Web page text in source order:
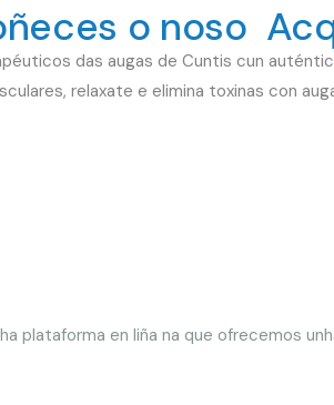
o noso
das augas de Cuntis cun
relaxate e elimina toxinas con
plataforma en liña na que ofrecemos